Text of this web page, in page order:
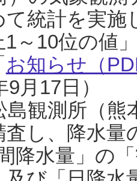
て統計を実
1～10位の値
お知らせ（
月17日）
島観測所（熊
し、降水
降水量」の